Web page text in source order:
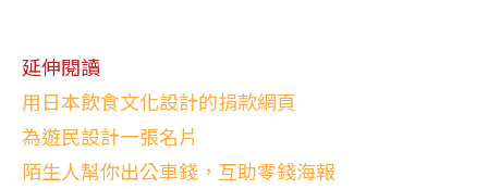
延伸閱讀
用日本飲食文化設計的捐款網頁
為遊民設計一張名片
陌生人幫你出公車錢，互助零錢海報